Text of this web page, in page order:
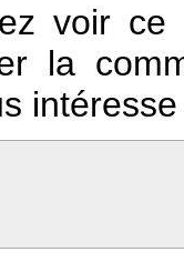
voir
la